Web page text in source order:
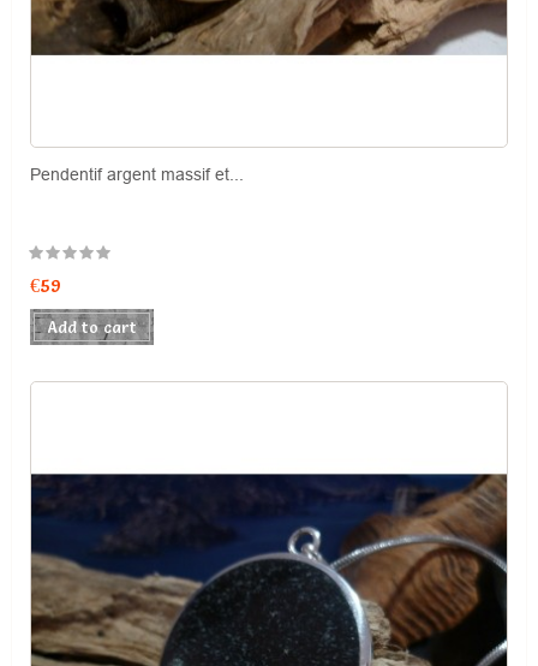
Pendentif argent massif et...
Price
€59
Add to cart